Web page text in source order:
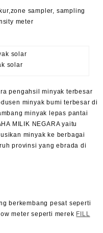
sampler, sampling
meter
solar
pengahsil minyak terbesar
minyak bumi terbesar di
minyak lepas pantai
MILIK NEGARA yaitu
minyak ke berbagai
provinsi yang ebrada di
berkembang pesat seperti
meter seperti merek FILL